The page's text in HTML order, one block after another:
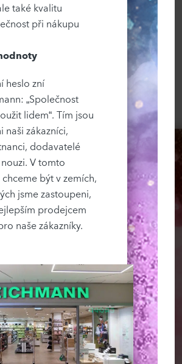
také kvalitu
při nákupu
heslo zní
„Společnost
lidem“. Tím jsou
naši zákazníci,
dodavatelé
V tomto
chceme být v zemích,
jsme zastoupeni,
prodejcem
naše zákazníky.